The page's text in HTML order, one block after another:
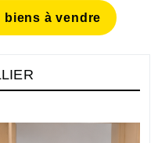
biens à vendre